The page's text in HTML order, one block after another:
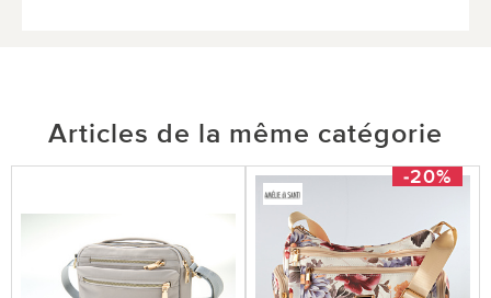
Articles de la même catégorie
-20%